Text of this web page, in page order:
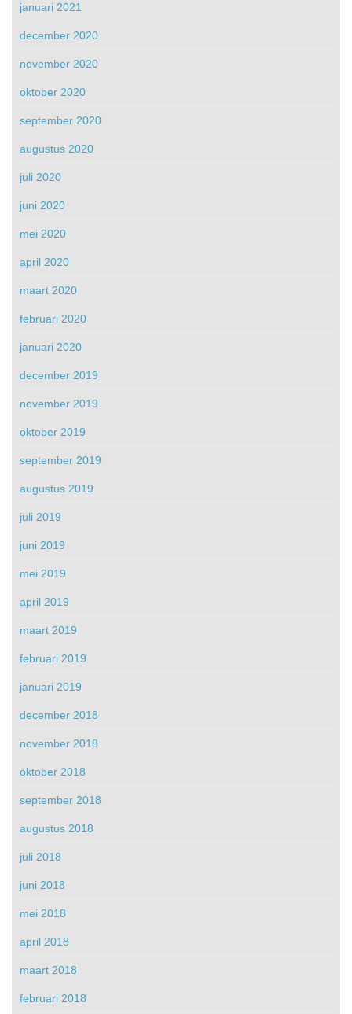
januari 2021
december 2020
november 2020
oktober 2020
september 2020
augustus 2020
juli 2020
juni 2020
mei 2020
april 2020
maart 2020
februari 2020
januari 2020
december 2019
november 2019
oktober 2019
september 2019
augustus 2019
juli 2019
juni 2019
mei 2019
april 2019
maart 2019
februari 2019
januari 2019
december 2018
november 2018
oktober 2018
september 2018
augustus 2018
juli 2018
juni 2018
mei 2018
april 2018
maart 2018
februari 2018